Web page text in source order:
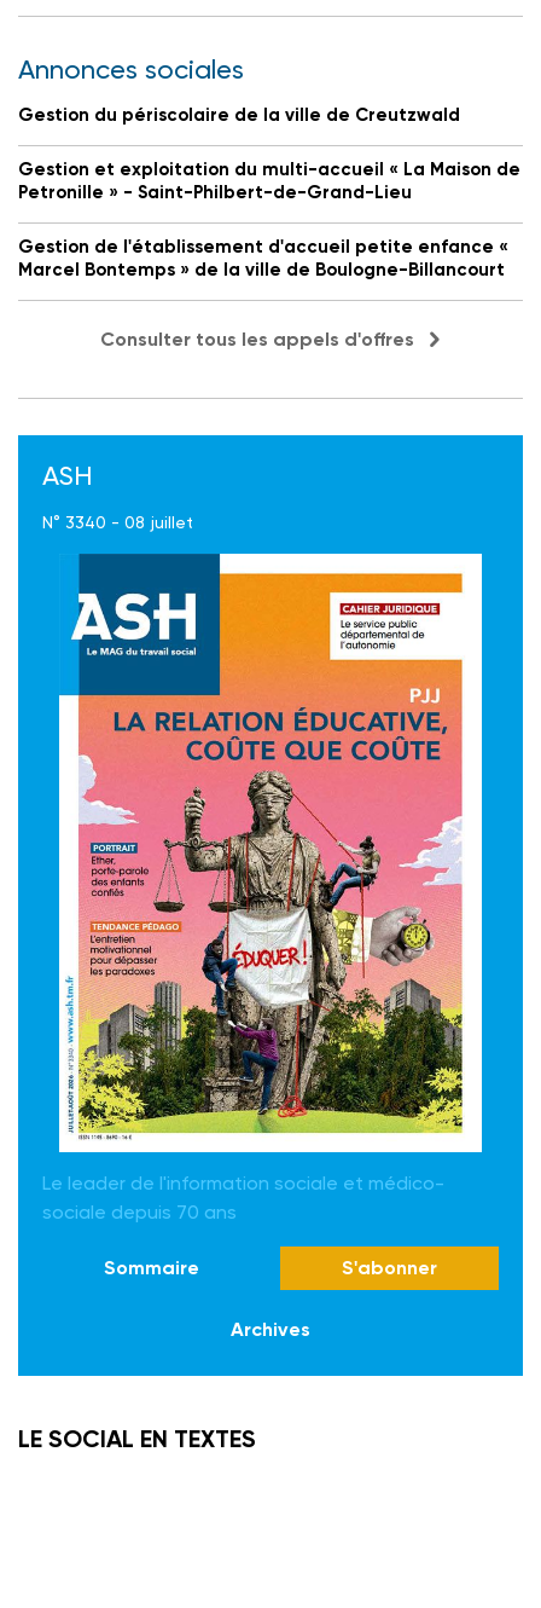
Annonces sociales
Gestion du périscolaire de la ville de Creutzwald
Gestion et exploitation du multi-accueil « La Maison de
Petronille » - Saint-Philbert-de-Grand-Lieu
Gestion de l'établissement d'accueil petite enfance «
Marcel Bontemps » de la ville de Boulogne-Billancourt
Consulter tous les appels d'offres
ASH
N° 3340 - 08 juillet
Le leader de l'information sociale et médico-
sociale depuis 70 ans
Sommaire S'abonner
Archives
LE SOCIAL EN TEXTES